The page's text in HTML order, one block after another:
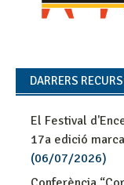
DARRERS
El Festival
17a edició
(06/07/2026)